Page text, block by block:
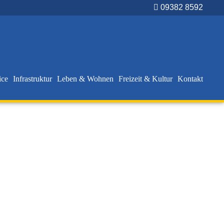
09382 8592
Infrastruktur Leben & Wohnen Freizeit & Kultur Kontakt